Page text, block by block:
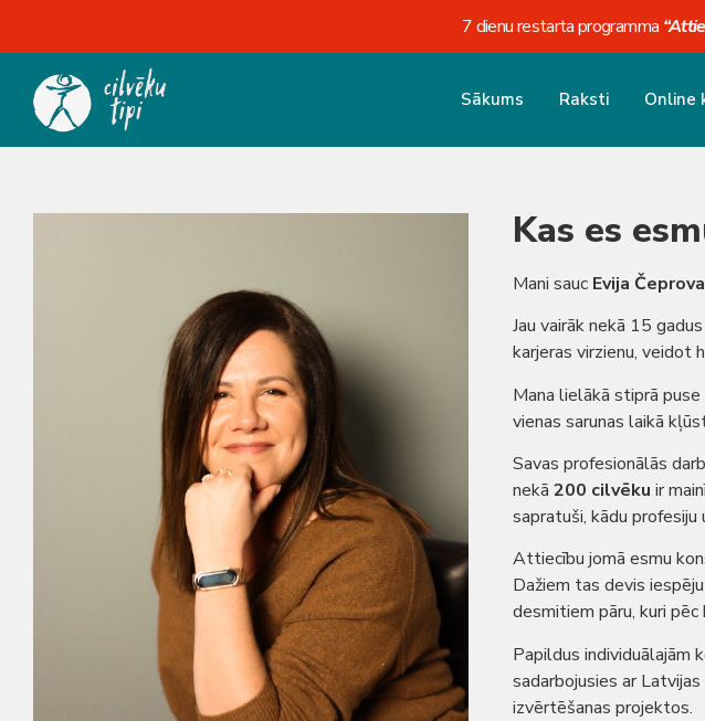
7 dienu restarta programma
Sākums Raksti Online
Kas es
Mani sauc Evija Čeprova
Jau vairāk nekā 15
karjeras virzienu, veidot
Mana lielākā stiprā
vienas sarunas laikā
Savas profesionālās
nekā200 cilvēku ir
sapratuši, kādu
Attiecību jomā esmu
Dažiem tas devis
desmitiem pāru, kuri
Papildus individuālajām
sadarbojusies ar
izvērtēšanas projektos.